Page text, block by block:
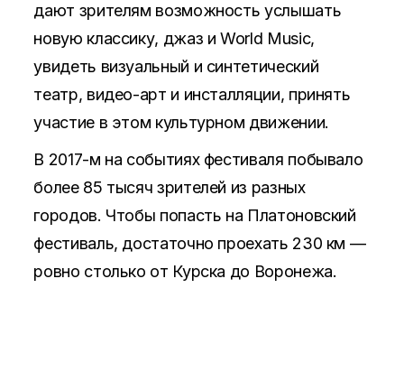
дают зрителям возможность услышать
новую классику, джаз и World Music,
увидеть визуальный и синтетический
театр, видео-арт и инсталляции, принять
участие в этом культурном движении.
В 2017-м на событиях фестиваля побывало
более 85 тысяч зрителей из разных
городов. Чтобы попасть на Платоновский
фестиваль, достаточно проехать 230 км —
ровно столько от Курска до Воронежа.